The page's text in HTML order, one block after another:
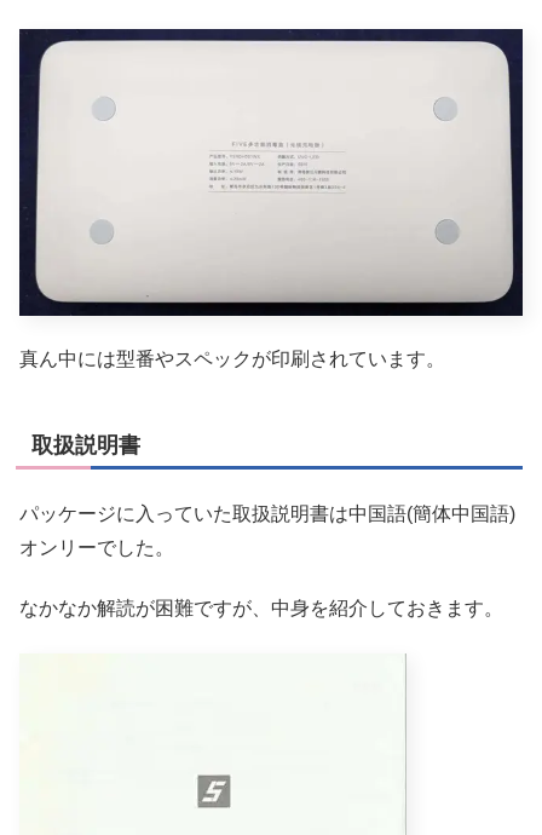
真ん中には型番やスペックが印刷されています。
取扱説明書
パッケージに入っていた取扱説明書は中国語(簡体中国語)
オンリーでした。
なかなか解読が困難ですが、中身を紹介しておきます。